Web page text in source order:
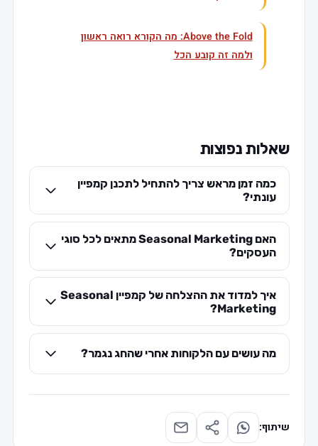
Above the Fold: מה הקורא רואה ראשון
ולמה זה קובע הכל
שאלות נפוצות
כמה זמן מראש צריך להתחיל לתכנן קמפיין
עונתי?
האם Seasonal Marketing מתאים לכל סוגי
העסקים?
איך למדוד את ההצלחה של קמפיין Seasonal
Marketing?
מה עושים עם הלקוחות אחרי שהחג נגמר?
שיתוף: